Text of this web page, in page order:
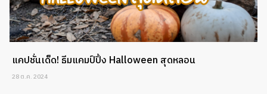
แคปชั่นเด็ด! ธีมแคมป์ปิ้ง Halloween สุดหลอน
28 ต.ค. 2024